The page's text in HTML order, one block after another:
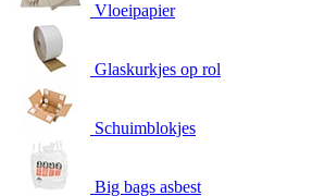
Vloeipapier
Glaskurkjes op rol
Schuimblokjes
Big bags asbest